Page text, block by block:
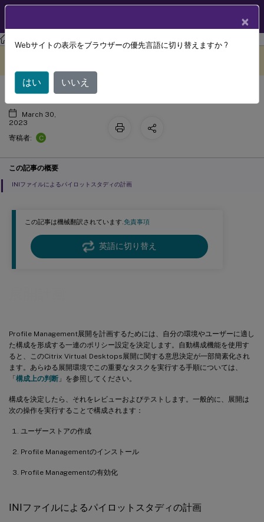
Profile Management Profile Management 2212
この記事は機械翻訳されています.免責事項
英語に切り替え
Profile Management展開を計画するためには、自分の環境やユーザーに適し
た構成を形成する一連のポリシー設定を決定します。自動構成機能を使用す
ると、このCitrix Virtual Desktops展開に関する意思決定が一部簡素化され
ます。あらゆる展開環境でこの重要なタスクを実行する手順については、
「構成上の判断 」を参照してください。
構成を決定したら、それをレビューおよびテストします。一般的に、展開は
次の操作を実行することで構成されます：
ユーザーストアの作成
Profile Managementのインストール
Profile Managementの有効化
INIファイルによるパイロットスタディの計画
展開計画
March 30,
2023
寄稿者:
C
この記事の概要
INIファイルによるパイロットスタディの計画
×
Webサイトの表示をブラウザーの優先言語に切り替えますか ?
はい いいえ